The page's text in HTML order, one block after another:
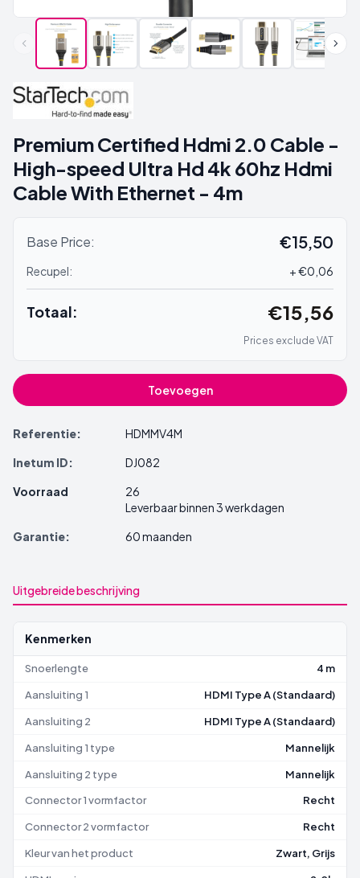
Premium Certified Hdmi 2.0 Cable -
High-speed Ultra Hd 4k 60hz Hdmi
Cable With Ethernet - 4m
Base Price: €15,50
Recupel: + €0,06
Totaal: €15,56
Prices exclude VAT
Toevoegen
Referentie:
HDMMV4M
Inetum ID:
DJ082
Voorraad
26
Leverbaar binnen 3 werkdagen
Garantie:
60 maanden
Uitgebreide beschrijving
Kenmerken
Snoerlengte 4 m
Aansluiting 1 HDMI Type A (Standaard)
Aansluiting 2 HDMI Type A (Standaard)
Aansluiting 1 type Mannelijk
Aansluiting 2 type Mannelijk
Connector 1 vormfactor Recht
Connector 2 vormfactor Recht
Kleur van het product Zwart, Grijs